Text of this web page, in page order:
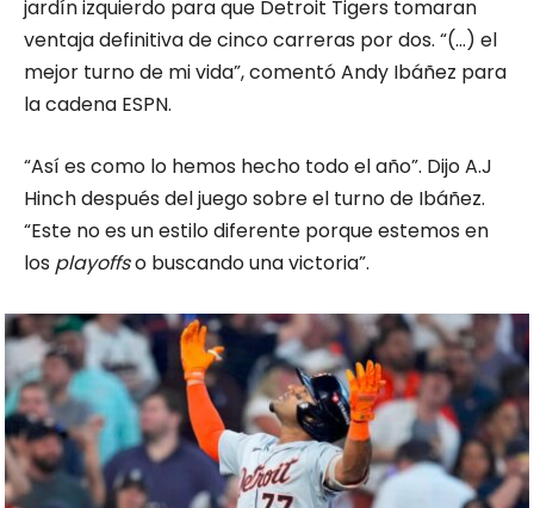
jardín izquierdo para que Detroit Tigers tomaran
ventaja definitiva de cinco carreras por dos. “(…) el
mejor turno de mi vida”, comentó Andy Ibáñez para
la cadena ESPN.
“Así es como lo hemos hecho todo el año”. Dijo A.J
Hinch después del juego sobre el turno de Ibáñez.
“Este no es un estilo diferente porque estemos en
los playoffso buscando una victoria”.